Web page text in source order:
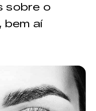
sobre o
bem aí